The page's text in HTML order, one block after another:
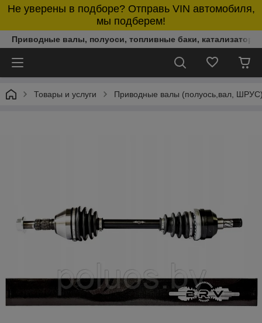
Не уверены в подборе? Отправь VIN автомобиля,
мы подберем!
Приводные валы, полуоси, топливные баки,
Товары и услуги Приводные валы (полуось,вал,